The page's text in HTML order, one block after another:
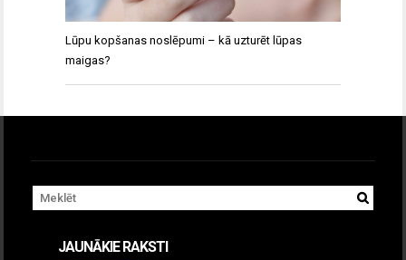
Lūpu kopšanas noslēpumi – kā uzturēt lūpas
maigas?
JAUNĀKIE RAKSTI